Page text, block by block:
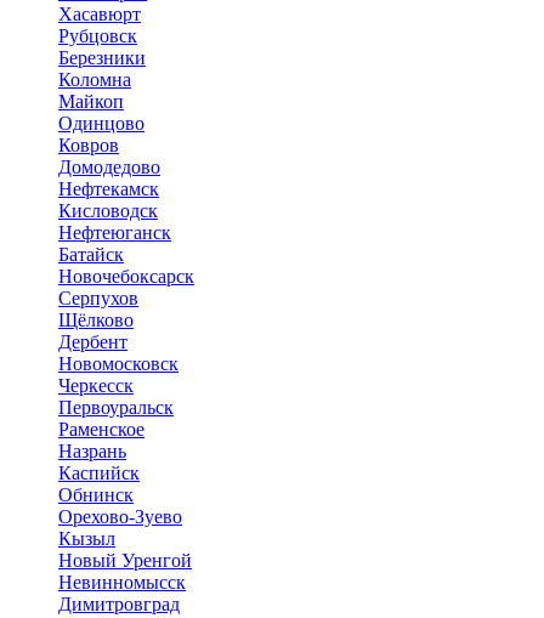
Хасавюрт
Рубцовск
Березники
Коломна
Майкоп
Одинцово
Ковров
Домодедово
Нефтекамск
Кисловодск
Нефтеюганск
Батайск
Новочебоксарск
Серпухов
Щёлково
Дербент
Новомосковск
Черкесск
Первоуральск
Раменское
Назрань
Каспийск
Обнинск
Орехово-Зуево
Кызыл
Новый Уренгой
Невинномысск
Димитровград